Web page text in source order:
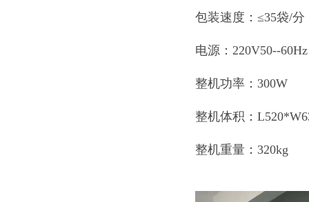
包装速度：≤35袋/
电源：220V50--60Hz
整机功率：300W
整机体积：
整机重量：320kg